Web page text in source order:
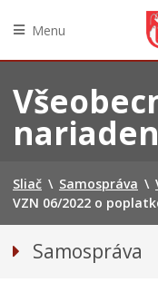
na
obsah
Menu
Sliač \ Samospráva \
VZN 06/2022 o
Samospráva